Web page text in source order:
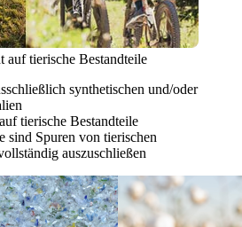
auf tierische Bestandteile
synthetischen und/oder
tierische Bestandteile
sind Spuren von tierischen
auszuschließen